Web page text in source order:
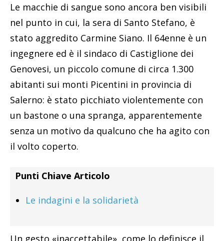
Le macchie di sangue sono ancora ben visibili
nel punto in cui, la sera di Santo Stefano, è
stato aggredito Carmine Siano. Il 64enne è un
ingegnere ed è il sindaco di Castiglione dei
Genovesi, un piccolo comune di circa 1.300
abitanti sui monti Picentini in provincia di
Salerno: è stato picchiato violentemente con
un bastone o una spranga, apparentemente
senza un motivo da qualcuno che ha agito con
il volto coperto.
Punti Chiave Articolo
Le indagini e la solidarietà
Un gesto «inaccettabile», come lo definisce il